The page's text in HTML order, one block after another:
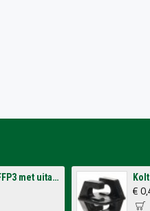
3M stofmasker 8833 FFP3 met uitademventiel (per 10 stuks)
€